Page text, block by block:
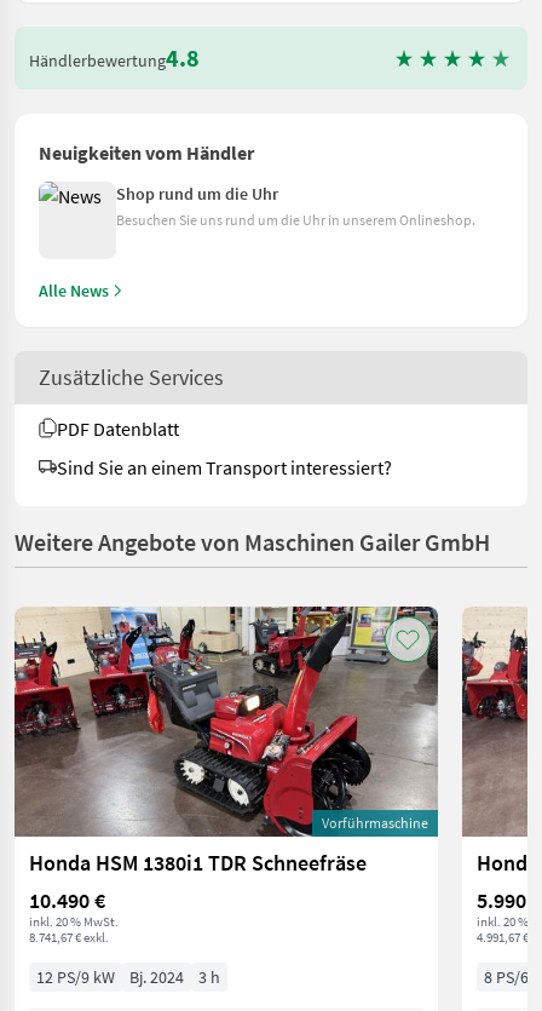
Händlerbewertung4.8
Neuigkeiten vom Händler
Shop rund um die Uhr
Besuchen Sie uns rund um die Uhr in unserem Onlineshop.
Alle News
Zusätzliche Services
PDF Datenblatt
Sind Sie an einem Transport interessiert?
Weitere Angebote von Maschinen Gailer GmbH
Vorführmaschine
Honda HSM 1380i1 TDR Schneefräse
10.490 €
inkl. 20 % MwSt.
8.741,67 € exkl.
12 PS/9 kW Bj. 2024 3 h
Honda
5.990 €
inkl. 20 %
4.991,67 €
8 PS/6